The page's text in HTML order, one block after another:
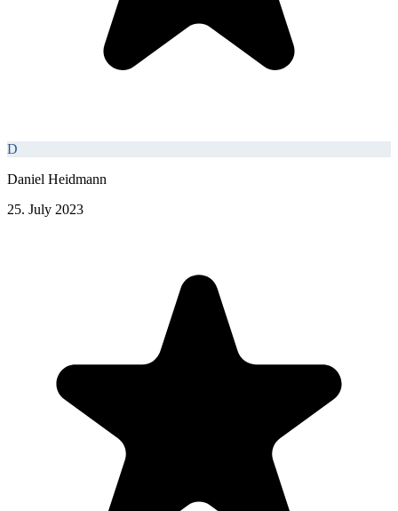
D
Daniel Heidmann
25. July 2023